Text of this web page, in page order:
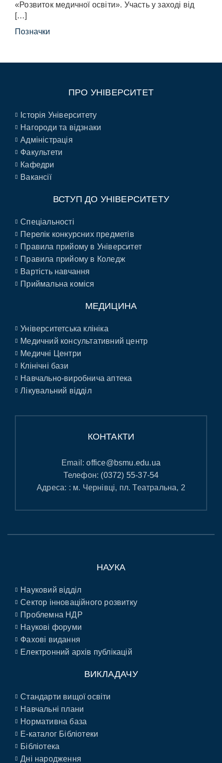
«Розвиток медичної освіти». Участь у заході від
[…]
Позначки
ПРО УНІВЕРСИТЕТ
Історія Університету
Нагороди та відзнаки
Адміністрація
Факультети
Кафедри
Вакансії
ВСТУП ДО УНІВЕРСИТЕТУ
Спеціальності
Перелік конкурсних предметів
Правила прийому в Університет
Правила прийому в Коледж
Вартість навчання
Приймальна коміся
МЕДИЦИНА
Університетська клініка
Медичний консультативний центр
Медичні Центри
Клінічні бази
Навчально-виробнича аптека
Лікувальний відділ
КОНТАКТИ
Email:office@bsmu.edu.ua
Телефон: (0372) 55-37-54
Адреса: : м. Чернівці, пл. Театральна, 2
НАУКА
Науковий відділ
Сектор інноваційного розвитку
Проблемна НДР
Наукові форуми
Фахові видання
Електронний архів публікацій
ВИКЛАДАЧУ
Стандарти вищої освіти
Навчальні плани
Нормативна база
E-каталог Бібліотеки
Бібліотека
Дні народження